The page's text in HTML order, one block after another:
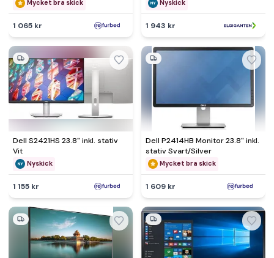
Mycket bra skick
1 065 kr
originalförpackning saknas
Nyskick
1 943 kr
Dell S2421HS 23.8" inkl. stativ
Vit
Nyskick
1 155 kr
Dell P2414HB Monitor 23.8" inkl.
stativ Svart/Silver
Mycket bra skick
1 609 kr